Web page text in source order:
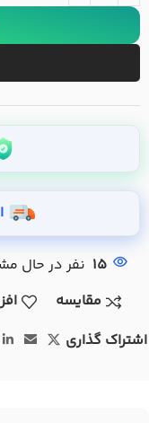
15 نفر در حال
مقایسه
اشتراک گذاری